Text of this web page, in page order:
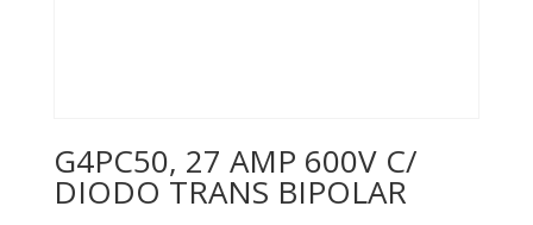
G4PC50, 27 AMP 600V C/
DIODO TRANS BIPOLAR